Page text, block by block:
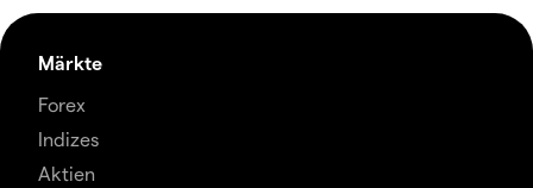
Märkte
Forex
Indizes
Aktien